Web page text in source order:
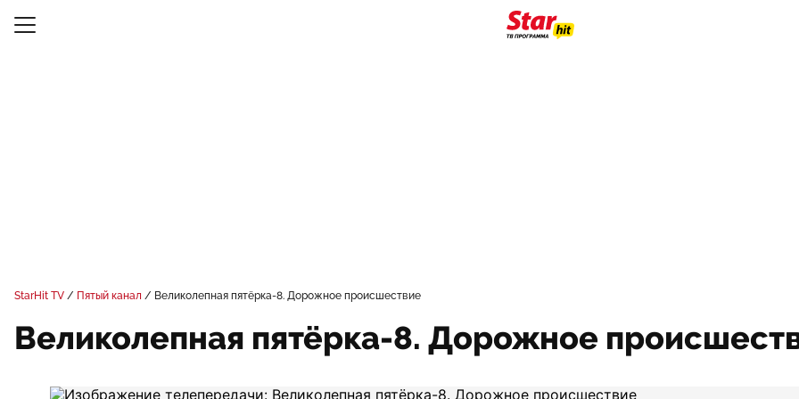
StarHit TV Пятый канал Великолепная пятёрка-8. Дорожное происшествие
Великолепная пятёрка-8. Дорожное